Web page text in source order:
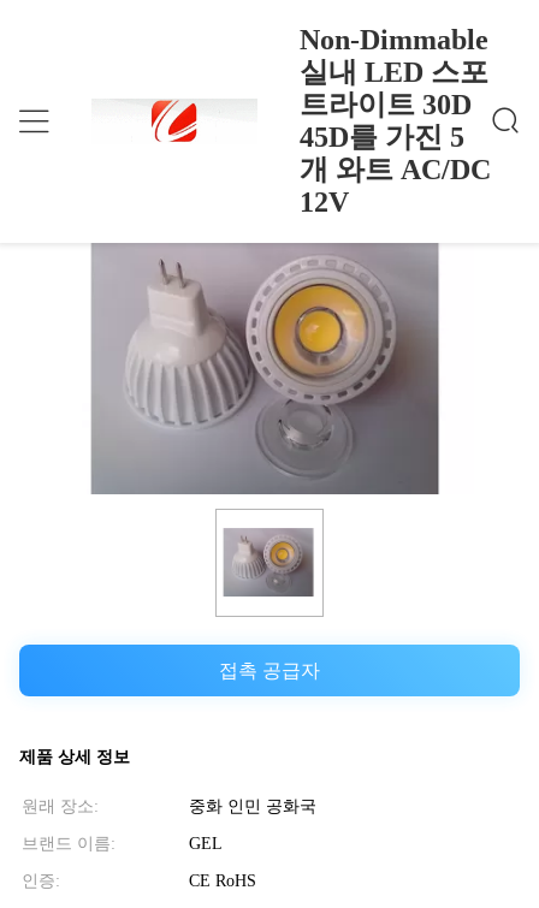
Non-Dimmable
실내 LED 스포
트라이트 30D
45D를 가진 5
개 와트 AC/DC
12V
홈>
Non-Dimmable 실내 LED 스포트라이트 30D 45D
를 가진 5개 와트 AC/DC 12V
Non-Dimmable 실내 LED 스포트라이트
30D 45D를 가진 5개 와트 AC/DC 12V
접촉 공급자
제품 상세 정보
원래 장소: 중화 인민 공화국
브랜드 이름: GEL
인증: CE RoHS